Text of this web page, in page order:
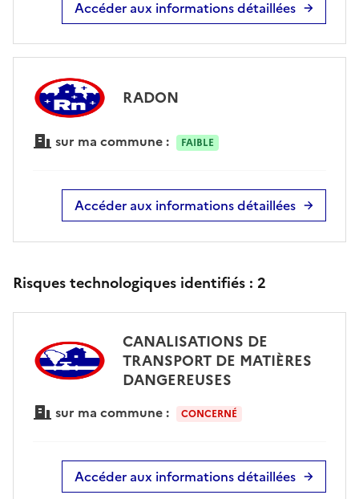
Accéder aux informations détaillées
RADON
sur ma commune : FAIBLE
Accéder aux informations détaillées
Risques technologiques identifiés : 2
CANALISATIONS DE
TRANSPORT DE MATIÈRES
DANGEREUSES
sur ma commune : CONCERNÉ
Accéder aux informations détaillées